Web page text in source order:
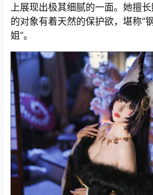
上展现出极其细腻的一面。她擅
的对象有着天然的保护欲，堪称“
姐”。